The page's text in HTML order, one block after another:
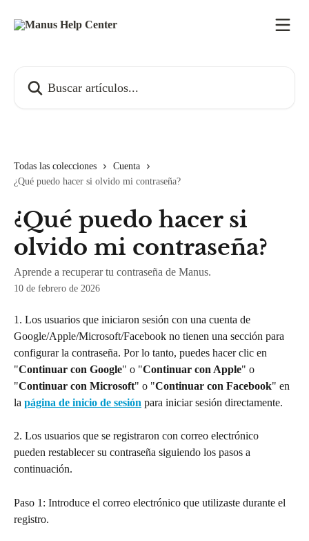
Todas las colecciones
Cuenta
¿Qué puedo hacer si olvido mi contraseña?
¿Qué puedo hacer si
olvido mi contraseña?
Aprende a recuperar tu contraseña de Manus.
10 de febrero de 2026
1. Los usuarios que iniciaron sesión con una cuenta de
Google/Apple/Microsoft/Facebook no tienen una sección para
configurar la contraseña. Por lo tanto, puedes hacer clic en
"Continuar con Google" o "Continuar con Apple" o
"Continuar con Microsoft" o "Continuar con Facebook" en
la página de inicio de sesión para iniciar sesión directamente.
2. Los usuarios que se registraron con correo electrónico
pueden restablecer su contraseña siguiendo los pasos a
continuación.
Paso 1: Introduce el correo electrónico que utilizaste durante el
registro.